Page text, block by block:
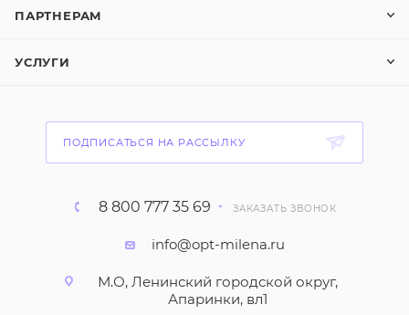
ПАРТНЕРАМ
УСЛУГИ
ПОДПИСАТЬСЯ НА РАССЫЛКУ
8 800 777 35 69 ЗАКАЗАТЬ ЗВОНОК
info@opt-milena.ru
М.О, Ленинский городской округ,
Апаринки, вл1